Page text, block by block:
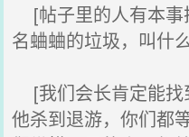
[帖子里的人有本事
名蛐蛐的垃圾，叫什
[我们会长肯定能找
他杀到退游，你们都